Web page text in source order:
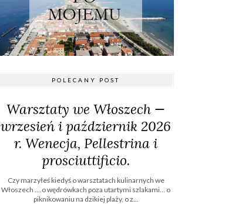
POLECANY POST
Warsztaty we Włoszech —
wrzesień i październik 2026
r. Wenecja, Pellestrina i
prosciuttificio.
Czy marzyłeś kiedyś o warsztatach kulinarnych we
Włoszech ....o wędrówkach poza utartymi szlakami… o
piknikowaniu na dzikiej plaży, o z...